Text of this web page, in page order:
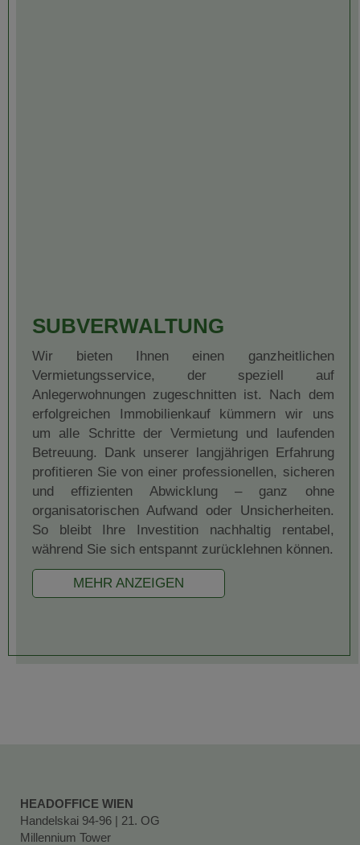
SUBVERWALTUNG
Wir bieten Ihnen einen ganzheitlichen
Vermietungsservice, der speziell auf
Anlegerwohnungen zugeschnitten ist. Nach dem
erfolgreichen Immobilienkauf kümmern wir uns
um alle Schritte der Vermietung und laufenden
Betreuung. Dank unserer langjährigen Erfahrung
profitieren Sie von einer professionellen, sicheren
und effizienten Abwicklung – ganz ohne
organisatorischen Aufwand oder Unsicherheiten.
So bleibt Ihre Investition nachhaltig rentabel,
während Sie sich entspannt zurücklehnen können.
MEHR ANZEIGEN
HEADOFFICE WIEN
Handelskai 94-96 | 21. OG
Millennium Tower